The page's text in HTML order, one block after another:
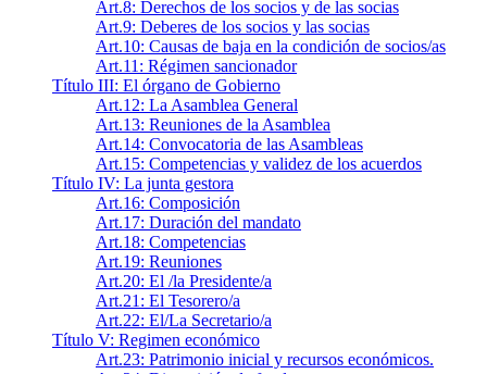
Art.8: Derechos de los socios y de las socias
Art.9: Deberes de los socios y las socias
Art.10: Causas de baja en la condición de socios/as
Art.11: Régimen sancionador
Título III: El órgano de Gobierno
Art.12: La Asamblea General
Art.13: Reuniones de la Asamblea
Art.14: Convocatoria de las Asambleas
Art.15: Competencias y validez de los acuerdos
Título IV: La junta gestora
Art.16: Composición
Art.17: Duración del mandato
Art.18: Competencias
Art.19: Reuniones
Art.20: El /la Presidente/a
Art.21: El Tesorero/a
Art.22: El/La Secretario/a
Título V: Regimen económico
Art.23: Patrimonio inicial y recursos económicos.